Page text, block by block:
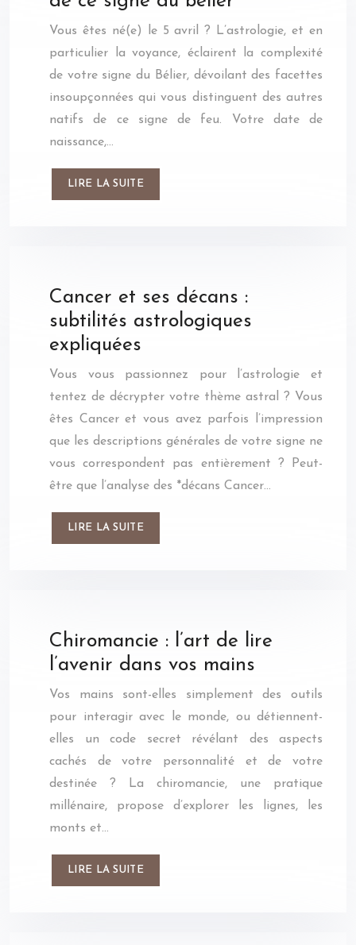
Vous êtes né(e) le 5 avril ? L’astrologie, et en
particulier la voyance, éclairent la complexité
de votre signe du Bélier, dévoilant des facettes
insoupçonnées qui vous distinguent des autres
natifs de ce signe de feu. Votre date de
naissance,…
LIRE LA SUITE
Cancer et ses décans :
subtilités astrologiques
expliquées
Vous vous passionnez pour l’astrologie et
tentez de décrypter votre thème astral ? Vous
êtes Cancer et vous avez parfois l’impression
que les descriptions générales de votre signe ne
vous correspondent pas entièrement ? Peut-
être que l’analyse des *décans Cancer…
LIRE LA SUITE
Chiromancie : l’art de lire
l’avenir dans vos mains
Vos mains sont-elles simplement des outils
pour interagir avec le monde, ou détiennent-
elles un code secret révélant des aspects
cachés de votre personnalité et de votre
destinée ? La chiromancie, une pratique
millénaire, propose d’explorer les lignes, les
monts et…
LIRE LA SUITE